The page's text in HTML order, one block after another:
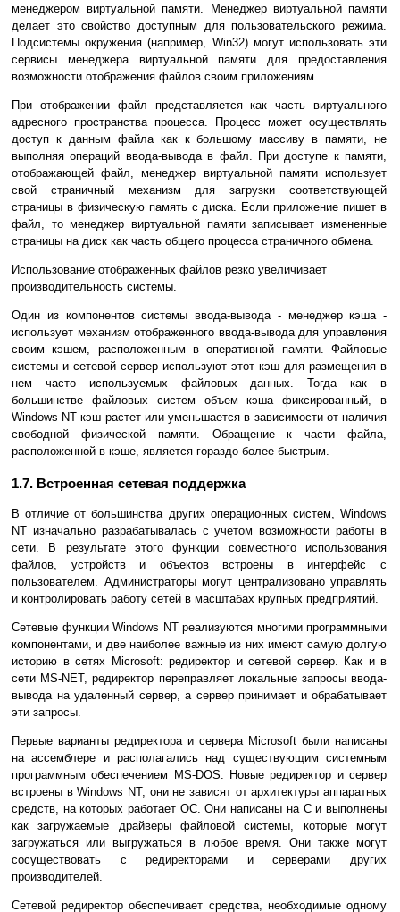
менеджером виртуальной памяти. Менеджер виртуальной памяти
делает это свойство доступным для пользовательского режима.
Подсистемы окружения (например, Win32) могут использовать эти
сервисы менеджера виртуальной памяти для предоставления
возможности отображения файлов своим приложениям.
При отображении файл представляется как часть виртуального
адресного пространства процесса. Процесс может осуществлять
доступ к данным файла как к большому массиву в памяти, не
выполняя операций ввода-вывода в файл. При доступе к памяти,
отображающей файл, менеджер виртуальной памяти использует
свой страничный механизм для загрузки соответствующей
страницы в физическую память с диска. Если приложение пишет в
файл, то менеджер виртуальной памяти записывает измененные
страницы на диск как часть общего процесса страничного обмена.
Использование отображенных файлов резко увеличивает
производительность системы.
Один из компонентов системы ввода-вывода - менеджер кэша -
использует механизм отображенного ввода-вывода для управления
своим кэшем, расположенным в оперативной памяти. Файловые
системы и сетевой сервер используют этот кэш для размещения в
нем часто используемых файловых данных. Тогда как в
большинстве файловых систем объем кэша фиксированный, в
Windows NT кэш растет или уменьшается в зависимости от наличия
свободной физической памяти. Обращение к части файла,
расположенной в кэше, является гораздо более быстрым.
1.7. Встроенная сетевая поддержка
В отличие от большинства других операционных систем, Windows
NT изначально разрабатывалась с учетом возможности работы в
сети. В результате этого функции совместного использования
файлов, устройств и объектов встроены в интерфейс с
пользователем. Администраторы могут централизовано управлять
и контролировать работу сетей в масштабах крупных предприятий.
Сетевые функции Windows NT реализуются многими программными
компонентами, и две наиболее важные из них имеют самую долгую
историю в сетях Microsoft: редиректор и сетевой сервер. Как и в
сети MS-NET, редиректор переправляет локальные запросы ввода-
вывода на удаленный сервер, а сервер принимает и обрабатывает
эти запросы.
Первые варианты редиректора и сервера Microsoft были написаны
на ассемблере и располагались над существующим системным
программным обеспечением MS-DOS. Новые редиректор и сервер
встроены в Windows NT, они не зависят от архитектуры аппаратных
средств, на которых работает ОС. Они написаны на С и выполнены
как загружаемые драйверы файловой системы, которые могут
загружаться или выгружаться в любое время. Они также могут
сосуществовать с редиректорами и серверами других
производителей.
Сетевой редиректор обеспечивает средства, необходимые одному